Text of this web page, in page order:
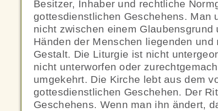
Besitzer, Inhaber und rechtliche
gottesdienstlichen Geschehens. Man
nicht zwischen einem
Händen der Menschen liegenden
Gestalt. Die Liturgie ist nicht
nicht unterworfen oder
umgekehrt. Die Kirche lebt aus dem
gottesdienstlichen Geschehen. Der
Geschehens. Wenn man ihn ändert,